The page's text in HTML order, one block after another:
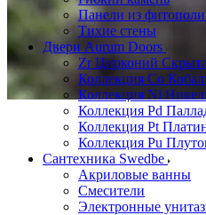
Панели из
Тихие стены
Двери Aurum Doors
Zr Цирконий
Коллекция Co
Коллекция Ni
Коллекция Pd
Коллекция Pt
Коллекция Pu
Сантехника Swedbe
Акриловые ванны
Смесители
Электронные